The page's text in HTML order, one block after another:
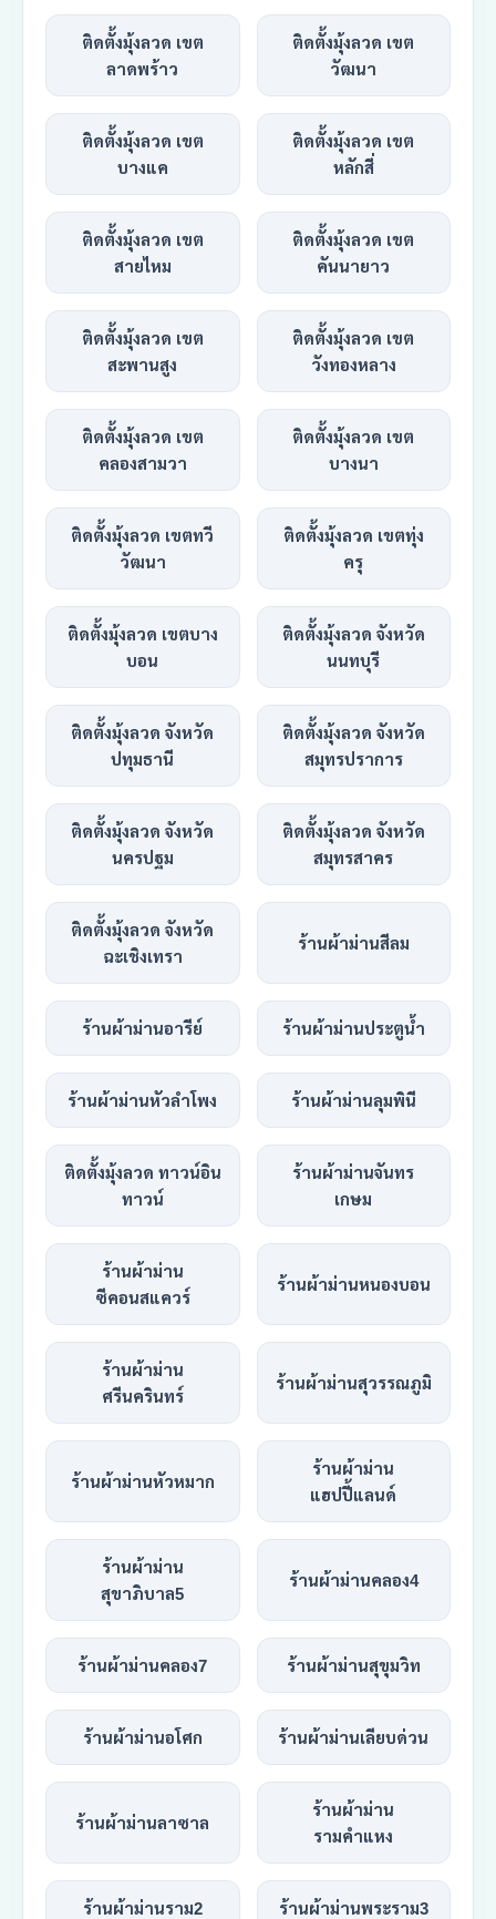
ติดตั้งมุ้งลวด เขต
ลาดพร้าว
ติดตั้งมุ้งลวด เขต
วัฒนา
ติดตั้งมุ้งลวด เขต
บางแค
ติดตั้งมุ้งลวด เขต
หลักสี่
ติดตั้งมุ้งลวด เขต
สายไหม
ติดตั้งมุ้งลวด เขต
คันนายาว
ติดตั้งมุ้งลวด เขต
สะพานสูง
ติดตั้งมุ้งลวด เขต
วังทองหลาง
ติดตั้งมุ้งลวด เขต
คลองสามวา
ติดตั้งมุ้งลวด เขต
บางนา
ติดตั้งมุ้งลวด เขตทวี
วัฒนา
ติดตั้งมุ้งลวด เขตทุ่ง
ครุ
ติดตั้งมุ้งลวด เขตบาง
บอน
ติดตั้งมุ้งลวด จังหวัด
นนทบุรี
ติดตั้งมุ้งลวด จังหวัด
ปทุมธานี
ติดตั้งมุ้งลวด จังหวัด
สมุทรปราการ
ติดตั้งมุ้งลวด จังหวัด
นครปฐม
ติดตั้งมุ้งลวด จังหวัด
สมุทรสาคร
ติดตั้งมุ้งลวด จังหวัด
ฉะเชิงเทรา
ร้านผ้าม่านสีลม
ร้านผ้าม่านอารีย์ ร้านผ้าม่านประตูน้ำ
ร้านผ้าม่านหัวลำโพง ร้านผ้าม่านลุมพินี
ติดตั้งมุ้งลวด ทาวน์อิน
ทาวน์
ร้านผ้าม่านจันทร
เกษม
ร้านผ้าม่าน
ซีคอนสแควร์
ร้านผ้าม่านหนองบอน
ร้านผ้าม่าน
ศรีนครินทร์
ร้านผ้าม่านสุวรรณภูมิ
ร้านผ้าม่านหัวหมาก
ร้านผ้าม่าน
แฮปปี้แลนด์
ร้านผ้าม่าน
สุขาภิบาล5
ร้านผ้าม่านคลอง4
ร้านผ้าม่านคลอง7 ร้านผ้าม่านสุขุมวิท
ร้านผ้าม่านอโศก ร้านผ้าม่านเลียบด่วน
ร้านผ้าม่านลาซาล
ร้านผ้าม่าน
รามคำแหง
ร้านผ้าม่านราม2 ร้านผ้าม่านพระราม3